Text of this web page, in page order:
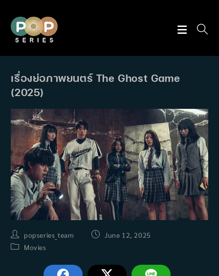
content
เรื่องย่อภาพยนตร์ The Ghost Game
(2025)
Post
author:
popseries_team
Post June 12, 2025
PostMovies